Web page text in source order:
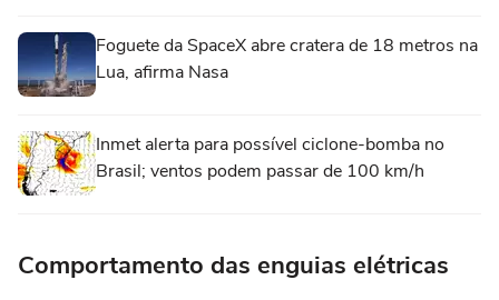
Foguete da SpaceX abre cratera de 18 metros na
Lua, afirma Nasa
Inmet alerta para possível ciclone-bomba no
Brasil; ventos podem passar de 100 km/h
Comportamento das enguias elétricas